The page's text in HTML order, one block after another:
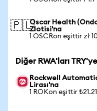
🇵🇱Oscar Health
Zlotisi'na
1 OSCRon eşittir zł
Diğer RWA'ları
Rockwell
Lirası'na
1 ROKon eşittir